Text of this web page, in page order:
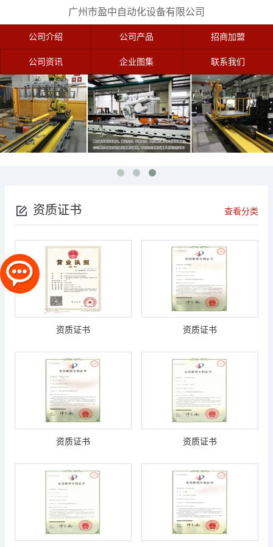
广州市盈中自动化设备有限公司
公司介绍 公司产品 招商加盟
公司资讯 企业图集 联系我们
资质证书 查看分类
资质证书 资质证书
资质证书 资质证书